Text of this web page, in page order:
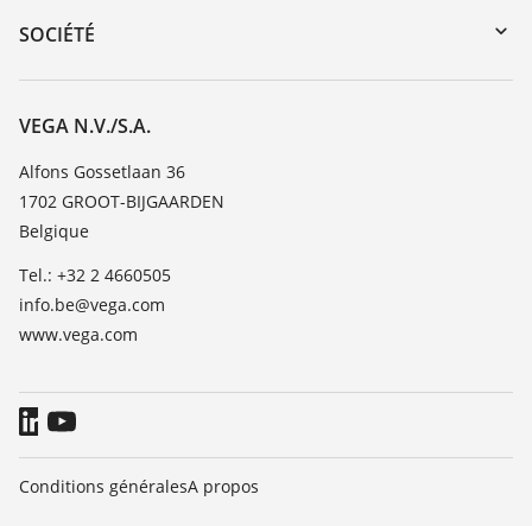
DTM Collection/PACTware
Formations
Liste de compatibilité chimique
TeamViewer
SOCIÉTÉ
Carrière
À propos de VEGA
Contact
News
Presse
Blog
VEGA N.V./S.A.
Alfons Gossetlaan 36
1702 GROOT-BIJGAARDEN
Belgique
Tel.: +32 2 4660505
info.be@vega.com
www.vega.com
Conditions généralesA propos